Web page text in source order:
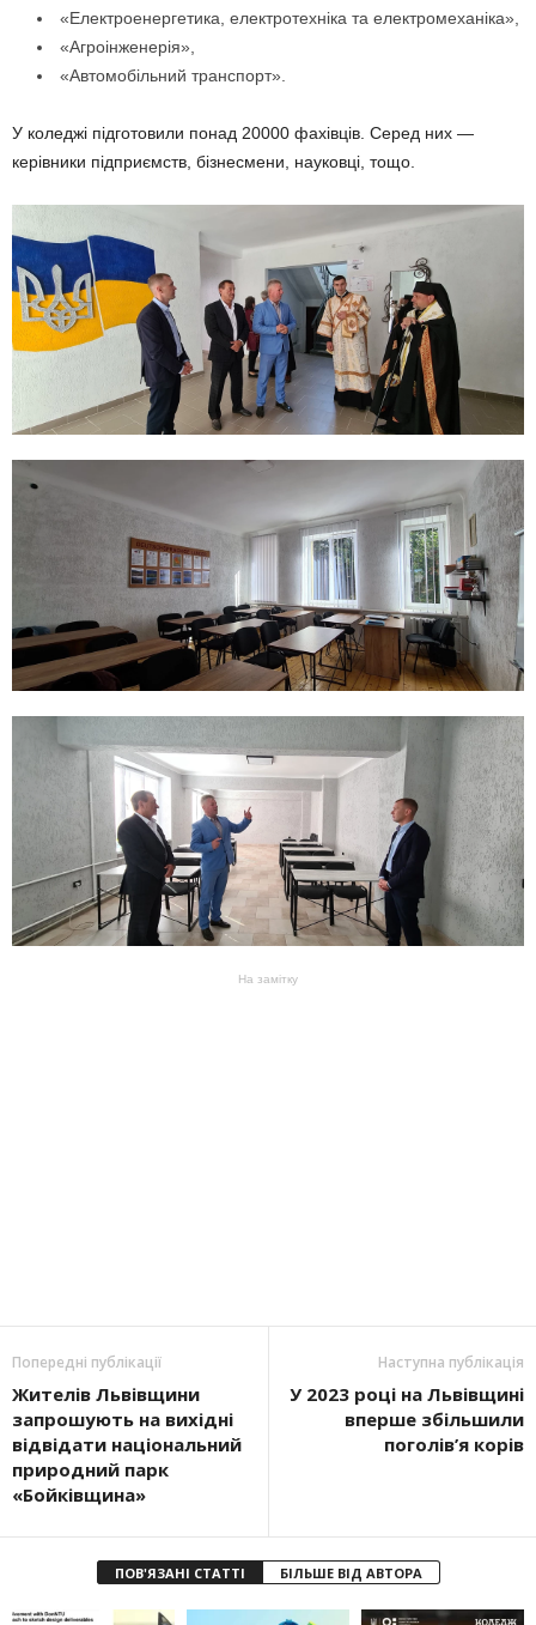
«Електроенергетика, електротехніка та електромеханіка»,
«Агроінженерія»,
«Автомобільний транспорт».
У коледжі підготовили понад 20000 фахівців. Серед них —
керівники підприємств, бізнесмени, науковці, тощо.
На замітку
Попередні публікації
Жителів Львівщини
запрошують на вихідні
відвідати національний
природний парк
«Бойківщина»
Наступна публікація
У 2023 році на Львівщині
вперше збільшили
поголів’я корів
ПОВ'ЯЗАНІ СТАТТІ БІЛЬШЕ ВІД АВТОРА